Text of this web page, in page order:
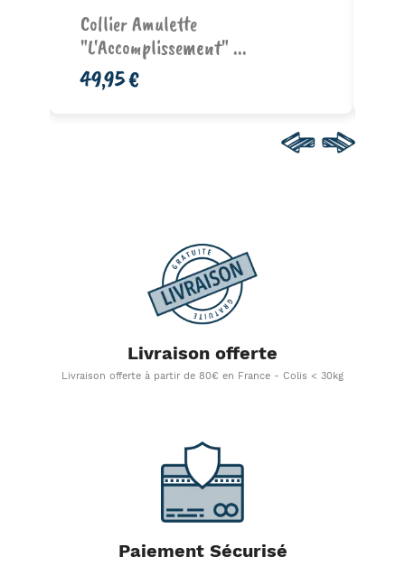
Collier Amulette
"l'Accomplissement" ...
49,95 €
Livraison offerte
Livraison offerte à partir de 80€ en France - Colis < 30kg
Paiement Sécurisé